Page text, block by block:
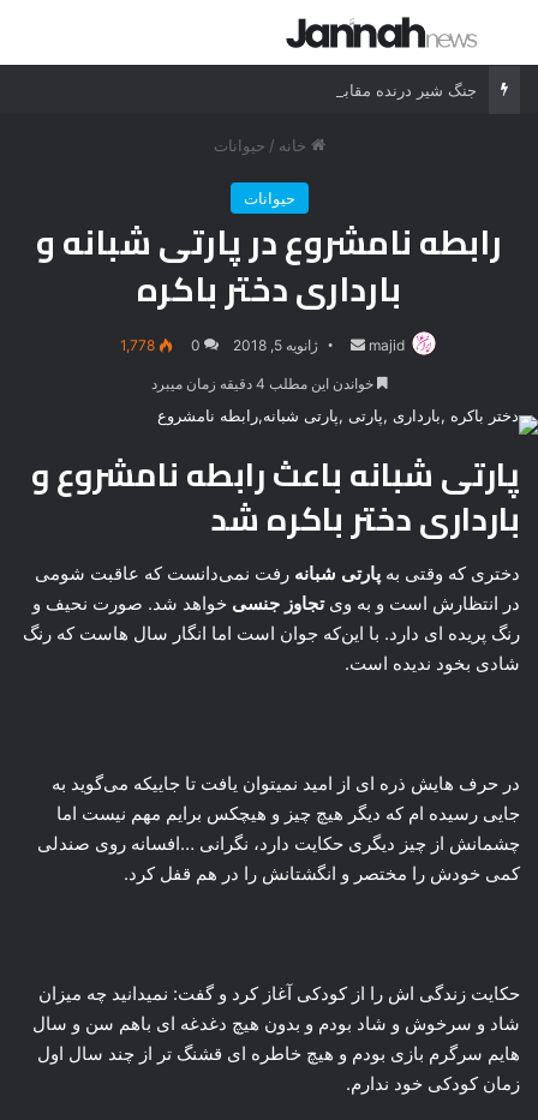
جستجو برای
جنگ شیر درنده مقابل ببر خشمگین
خانه / حیوانات
حیوانات
رابطه نامشروع در پارتی شبانه و
بارداری دختر باکره
majid
ارسال
ایمیل
ژانویه 5, 2018 0
1,778
خواندن این مطلب 4 دقیقه زمان میبرد
پارتی شبانه باعث رابطه نامشروع و
بارداری دختر باکره شد
دختری که وقتی به پارتی شبانه رفت نمی‌دانست که عاقبت شومی
در انتظارش است و به ویتجاوز جنسی خواهد شد. صورت نحیف و
رنگ پریده ای دارد. با این‌که جوان است اما انگار سال هاست که رنگ
شادی بخود ندیده است.
در حرف هایش ذره ای از امید نمیتوان یافت تا جاییکه می‌گوید به
جایی رسیده ام که دیگر هیچ چیز و هیچکس برایم مهم نیست اما
چشمانش از چیز دیگری حکایت دارد، نگرانی …افسانه روی صندلی
کمی خودش را مختصر و انگشتانش را در هم قفل کرد.
حکایت زندگی اش را از کودکی آغاز کرد و گفت: نمیدانید چه میزان
شاد و سرخوش و شاد بودم و بدون هیچ دغدغه ای باهم سن و سال
هایم سرگرم بازی بودم و هیچ خاطره ای قشنگ تر از چند سال اول
زمان کودکی خود ندارم.